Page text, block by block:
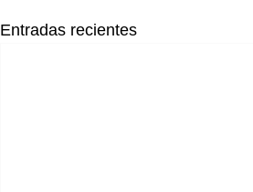
Entradas recientes